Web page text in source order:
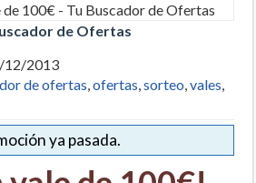
de Ofertas
12/2013
de ofertas,ofertas,sorteo,vales,
ya pasada.